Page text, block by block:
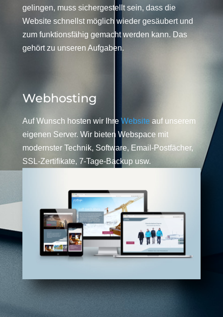
gelingen, muss sichergestellt sein, dass die
Website schnellst möglich wieder gesäubert und
zum funktionsfähig gemacht werden kann. Das
gehört zu unseren Aufgaben.
Webhosting
Auf Wunsch hosten wir Ihre Website auf unserem
eigenen Server. Wir bieten Webspace mit
modernster Technik, Software, Email-Postfächer,
SSL-Zertifikate, 7-Tage-Backup usw.